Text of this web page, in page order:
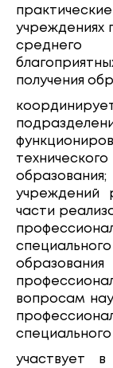
учреждениях
среднего
получения
учреждений
части
вопросам
участвует